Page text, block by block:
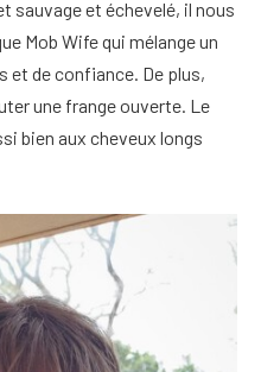
sauvage et échevelé, il nous
Mob Wife qui mélange un
et de confiance. De plus,
une frange ouverte. Le
bien aux cheveux longs